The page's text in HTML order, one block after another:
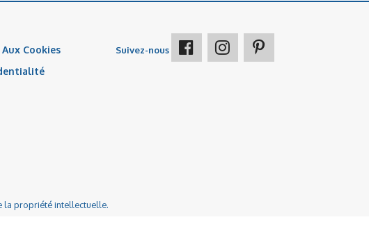
Cookies
Suivez-nous
la propriété intellectuelle.